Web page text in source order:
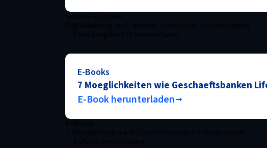
E-Books
7 Moeglichkeiten wie Geschaeftsbanken
E-Book herunterladen